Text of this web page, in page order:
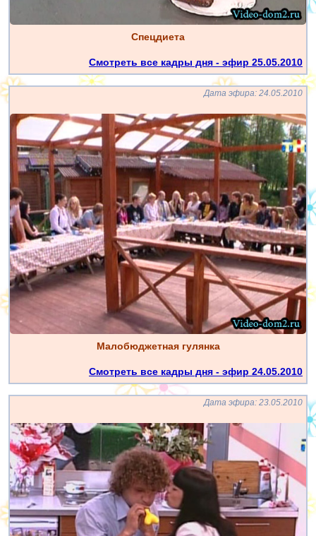
Спецдиета
Смотреть все кадры дня - эфир 25.05.2010
Дата эфира: 24.05.2010
Малобюджетная гулянка
Смотреть все кадры дня - эфир 24.05.2010
Дата эфира: 23.05.2010